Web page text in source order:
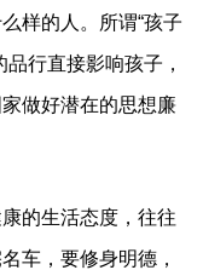
样的人。所谓“孩子
行直接影响孩子，
做好潜在的思想廉
的生活态度，往往
车，要修身明德，